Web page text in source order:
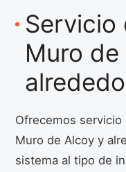
Servicio
Muro
Ofrecemos servicio
Muro de Alcoy y
sistema al tipo de